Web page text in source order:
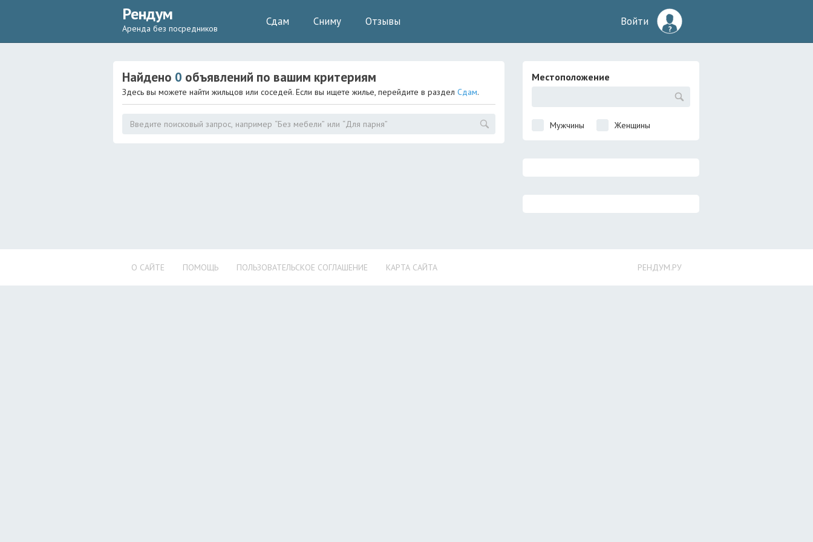
Рендум
Аренда без посредников
Сдам Сниму Отзывы Войти
Найдено 0 объявлений по вашим критериям
Здесь вы можете найти жильцов или соседей. Если вы ищете жилье, перейдите в раздел Сдам.
Местоположение
Мужчины Женщины
О САЙТЕ ПОМОЩЬ ПОЛЬЗОВАТЕЛЬСКОЕ СОГЛАШЕНИЕ КАРТА САЙТА РЕНДУМ.РУ